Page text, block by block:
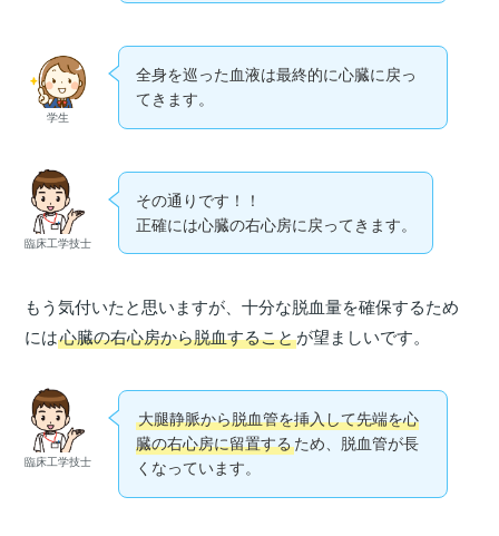
学生
全身を巡った血液は最終的に心臓に戻っ
てきます。
臨床工学技士
その通りです！！
正確には心臓の右心房に戻ってきます。
もう気付いたと思いますが、十分な脱血量を確保するため
には心臓の右心房から脱血することが望ましいです。
臨床工学技士
大腿静脈から脱血管を挿入して先端を心
臓の右心房に留置するため、脱血管が長
くなっています。